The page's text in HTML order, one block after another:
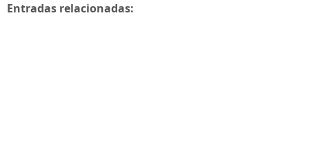
Entradas relacionadas: